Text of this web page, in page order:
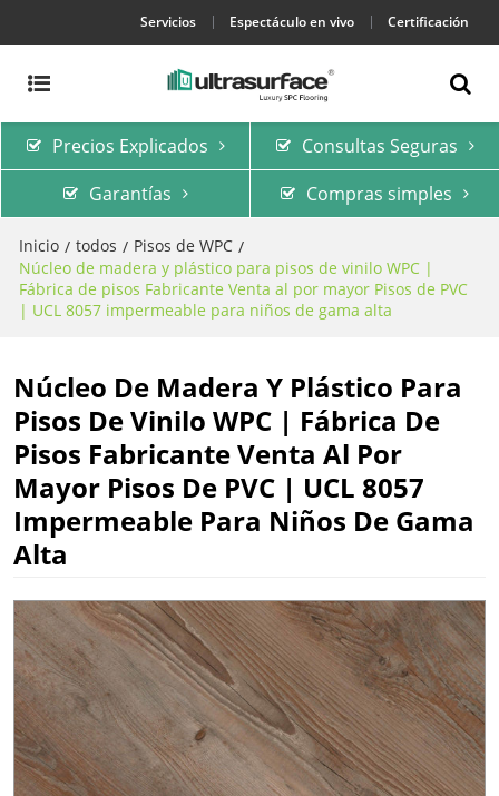
Servicios Espectáculo en vivo Certificación
Precios Explicados
Consultas Seguras
Garantías
Compras simples
Inicio / todos / Pisos de WPC /
Núcleo de madera y plástico para pisos de vinilo WPC |
Fábrica de pisos Fabricante Venta al por mayor Pisos de PVC
| UCL 8057 impermeable para niños de gama alta
Núcleo De Madera Y Plástico Para
Pisos De Vinilo WPC | Fábrica De
Pisos Fabricante Venta Al Por
Mayor Pisos De PVC | UCL 8057
Impermeable Para Niños De Gama
Alta